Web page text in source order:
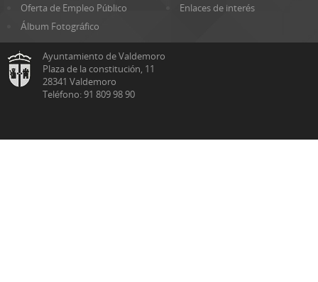
Oferta de Empleo Público
Enlaces de interés
Álbum Fotográfico
Ayuntamiento de Valdemoro
Plaza de la constitución, 11
28341 Valdemoro
Teléfono: 91 809 98 90